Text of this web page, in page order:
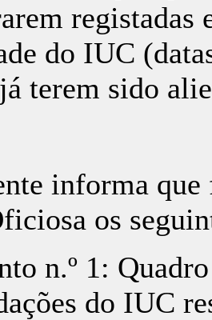
registadas
do IUC
terem sido
informa
os
n.º 1:
do IUC